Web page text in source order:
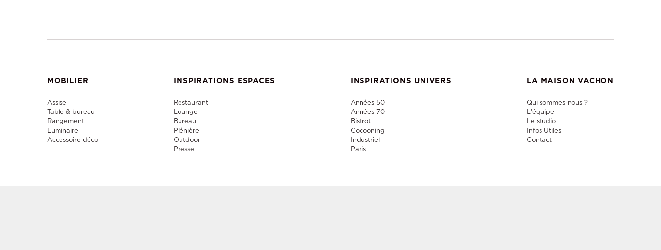
MOBILIER
Assise
Table & bureau
Rangement
Luminaire
Accessoire déco
INSPIRATIONS ESPACES
Restaurant
Lounge
Bureau
Plénière
Outdoor
Presse
INSPIRATIONS UNIVERS
Années 50
Années 70
Bistrot
Cocooning
Industriel
Paris
LA MAISON VACHON
Qui sommes-nous ?
L'équipe
Le studio
Infos Utiles
Contact